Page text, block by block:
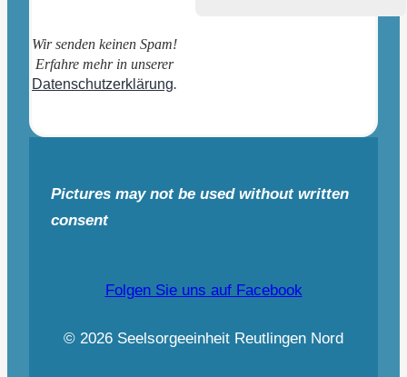
Wir senden keinen Spam!
Erfahre mehr in unserer
Datenschutzerklärung.
Pictures may not be used without written
consent
Folgen Sie uns auf Facebook
© 2026 Seelsorgeeinheit Reutlingen Nord